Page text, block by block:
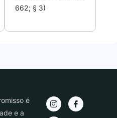
662; § 3)
é
e a